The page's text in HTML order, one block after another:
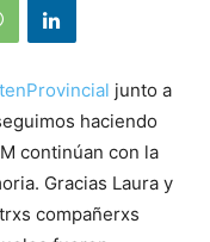
junto a
haciendo
continúan con la
Gracias Laura y
compañerxs